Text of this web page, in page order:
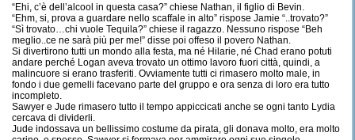
“Ehi, c’è dell’alcool in questa casa?” chiese Nathan, il figlio di Bevin.
“Ehm, si, prova a guardare nello scaffale in alto” rispose Jamie “..trovato?”
“Sì trovato…chi vuole Tequila?” chiese il ragazzo. Nessuno rispose “Beh
meglio..ce ne sarà più per me!” disse poi offeso il povero Nathan.
Si divertirono tutti un mondo alla festa, ma né Hilarie, né Chad erano potuti
andare perché Logan aveva trovato un ottimo lavoro fuori città, quindi, a
malincuore si erano trasferiti. Ovviamente tutti ci rimasero molto male, in
fondo i due gemelli facevano parte del gruppo e ora senza di loro era tutto
incompleto.
Sawyer e Jude rimasero tutto il tempo appiccicati anche se ogni tanto Lydia
cercava di dividerli.
Jude indossava un bellissimo costume da pirata, gli donava molto, era molto